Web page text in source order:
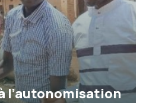
l’autonomisation